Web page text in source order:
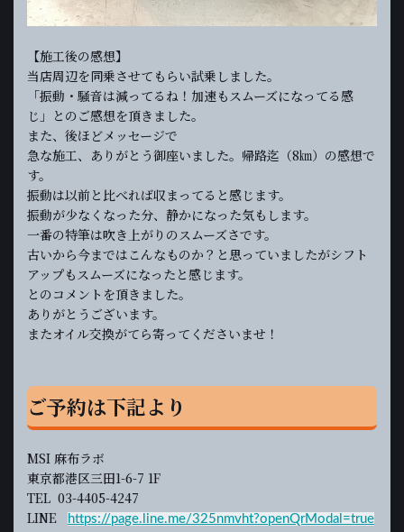
【施工後の感想】
当店周辺を同乗させてもらい試乗しました。
「振動・騒音は減ってるね！加速もスムーズになってる感
じ」とのご感想を頂きました。
また、後ほどメッセージで
急な施工、ありがとう御座いました。帰路迄（8㎞）の感想で
す。
振動は以前と比べれば収まってると感じます。
振動が少なくなった分、静かになった気もします。
一番の特筆は吹き上がりのスムーズさです。
古いから今まではこんなものか？と思っていましたがシフト
アップもスムーズになったと感じます。
とのコメントを頂きました。
ありがとうございます。
またオイル交換がてら寄ってくださいませ！
ご予約は下記より
MSI 麻布ラボ
東京都港区三田1-6-7 1F
TEL 03-4405-4247
LINE
https://page.line.me/325nmvht?openQrModal=true